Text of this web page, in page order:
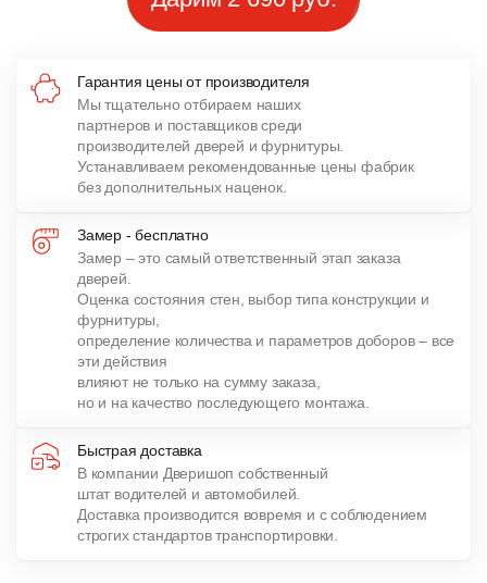
Гарантия цены от производителя
Мы тщательно отбираем наших
партнеров и поставщиков среди
производителей дверей и фурнитуры.
Устанавливаем рекомендованные цены фабрик
без дополнительных наценок.
Замер - бесплатно
Замер – это самый ответственный этап заказа
дверей.
Оценка состояния стен, выбор типа конструкции и
фурнитуры,
определение количества и параметров доборов – все
эти действия
влияют не только на сумму заказа,
но и на качество последующего монтажа.
Быстрая доставка
В компании Дверишоп собственный
штат водителей и автомобилей.
Доставка производится вовремя и с соблюдением
строгих стандартов транспортировки.